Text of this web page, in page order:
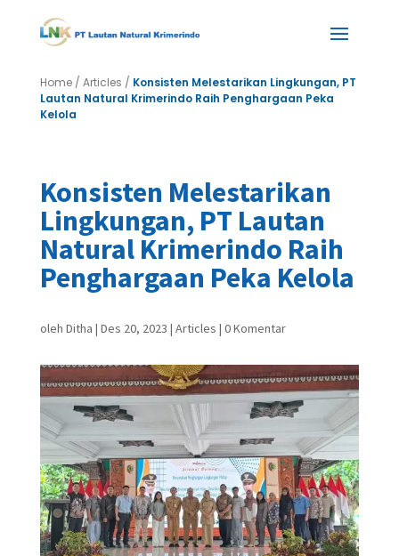
Home/ Articles / Konsisten Melestarikan Lingkungan, PT
Lautan Natural Krimerindo Raih Penghargaan Peka
Kelola
Konsisten Melestarikan
Lingkungan, PT Lautan
Natural Krimerindo Raih
Penghargaan Peka Kelola
oleh Ditha | Des 20, 2023 | Articles | 0 Komentar